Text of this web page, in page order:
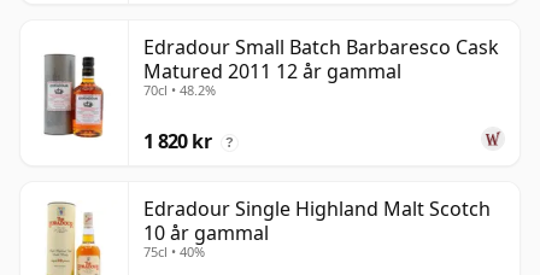
Edradour Small Batch Barbaresco Cask
Matured 2011 12 år gammal
70cl • 48.2%
1 820 kr ?
Edradour Single Highland Malt Scotch
10 år gammal
75cl • 40%